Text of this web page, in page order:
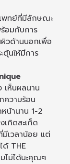
แพทย์ที่มีลักษณะ
อมกับการ
วด้านนอกเพื่อ
ตุ้นให้มีการ
เห็นผลนาน
ความร้อน
น้านาน 1-2
กิดสะเก็ด
มีเวลาน้อย แต่
ด้ THE
ไม่ได้นะคุณๆ